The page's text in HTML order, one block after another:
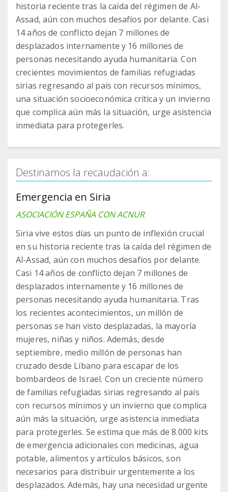
historia reciente tras la caída del régimen de Al-
Assad, aún con muchos desafíos por delante. Casi
14 años de conflicto dejan 7 millones de
desplazados internamente y 16 millones de
personas necesitando ayuda humanitaria. Con
crecientes movimientos de familias refugiadas
sirias regresando al país con recursos mínimos,
una situación socioeconómica crítica y un invierno
que complica aún más la situación, urge asistencia
inmediata para protegerles.
Destinamos la recaudación a:
Emergencia en Siria
ASOCIACIÓN ESPAÑA CON ACNUR
Siria vive estos días un punto de inflexión crucial
en su historia reciente tras la caída del régimen de
Al-Assad, aún con muchos desafíos por delante.
Casi 14 años de conflicto dejan 7 millones de
desplazados internamente y 16 millones de
personas necesitando ayuda humanitaria. Tras
los recientes acontecimientos, un millón de
personas se han visto desplazadas, la mayoría
mujeres, niñas y niños. Además, desde
septiembre, medio millón de personas han
cruzado desde Líbano para escapar de los
bombardeos de Israel. Con un creciente número
de familias refugiadas sirias regresando al país
con recursos mínimos y un invierno que complica
aún más la situación, urge asistencia inmediata
para protegerles. Se estima que más de 8.000 kits
de emergencia adicionales con medicinas, agua
potable, alimentos y artículos básicos, son
necesarios para distribuir urgentemente a los
desplazados. Además, hay una necesidad urgente